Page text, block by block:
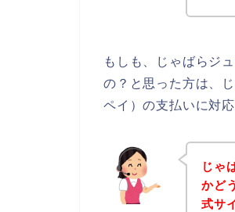
もしも、じゃばらジ
の？と思った方は、
ペイ）の支払いに対
じゃ
かど
式サ